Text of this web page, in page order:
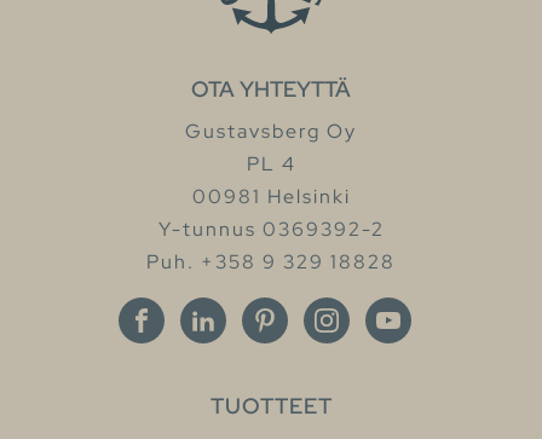
OTA YHTEYTTÄ
Gustavsberg Oy
PL 4
00981 Helsinki
Y-tunnus 0369392-2
Puh. +358 9 329 18828
TUOTTEET